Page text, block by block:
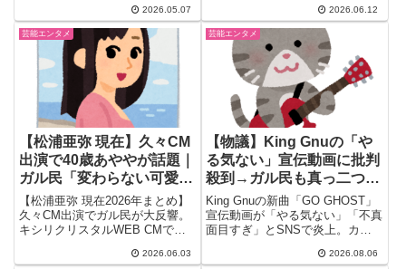
2026.05.07
「東郷平八郎」まで爆笑回答続
出。90年代カリスマ世代のビフ
ォーアフター告白まで全6パート
でまとめました。
2026.06.12
芸能エンタメ
【松浦亜弥 現在】久々CM
出演で40歳あややが話題｜
ガル民「変わらない可愛
さ」「懐かしい」本音まと
め
【松浦亜弥 現在2026年まとめ】
久々CM出演でガル民が大反響。
キシリクリスタルWEB CMで爽
さ」「ティセラ懐かしい」「旦那
2026.06.03
芸能エンタメ
【物議】King Gnuの「や
る気ない」宣伝動画に批判
殺到→ガル民も真っ二つに
ｗｗｗ
King Gnuの新曲「GO GHOST」
宣伝動画が「やる気ない」「不真
面目すぎ」とSNSで炎上。カン
ガル民は批判派と擁護派で真っ二
2026.08.06